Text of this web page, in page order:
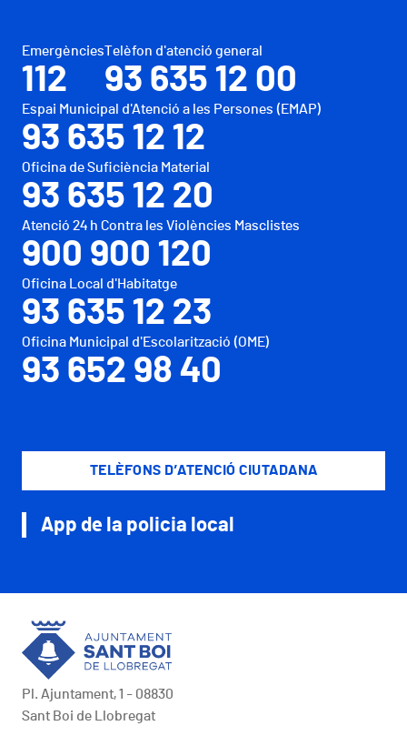
TELÈFONS D’ATENCIÓ CIUTADANA
App de la policia local
Emergències
112
Telèfon d'atenció general
93 635 12 00
Espai Municipal d'Atenció a les Persones (EMAP)
93 635 12 12
Oficina de Suficiència Material
93 635 12 20
Atenció 24 h Contra les Violències Masclistes
900 900 120
Oficina Local d'Habitatge
93 635 12 23
Oficina Municipal d'Escolarització (OME)
93 652 98 40
Pl. Ajuntament, 1 - 08830
Sant Boi de Llobregat